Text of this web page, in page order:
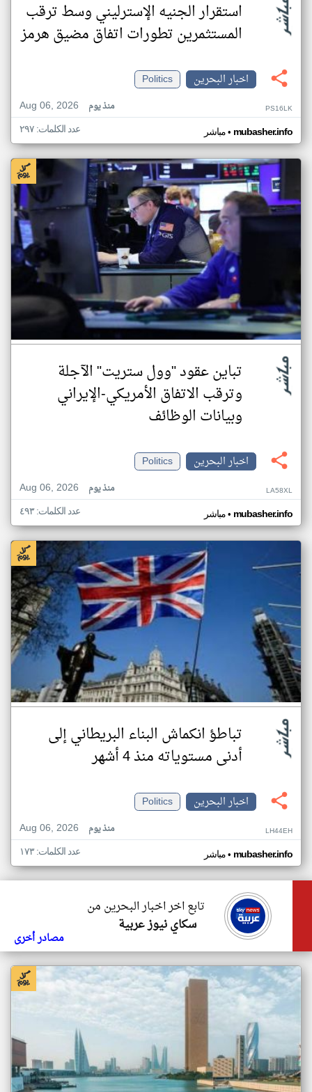
استقرار الجنيه الإسترليني وسط ترقب
المستثمرين تطورات اتفاق مضيق هرمز
اخبار البحرين
Politics
Aug 06, 2026
منذ يوم PS16LK
مباشر• mubasher.info عدد الكلمات: ٢٩٧
تباين عقود "وول ستريت" الآجلة
وترقب الاتفاق الأمريكي-الإيراني
وبيانات الوظائف
اخبار البحرين
Politics
Aug 06, 2026
منذ يوم LA58XL
مباشر• mubasher.info عدد الكلمات: ٤٩٣
تباطؤ انكماش البناء البريطاني إلى
أدنى مستوياته منذ 4 أشهر
اخبار البحرين
Politics
Aug 06, 2026
منذ يوم LH44EH
مباشر• mubasher.info عدد الكلمات: ١٧٣
تابع اخر اخبار البحرين من
سكاي نيوز عربية
مصادر أخرى